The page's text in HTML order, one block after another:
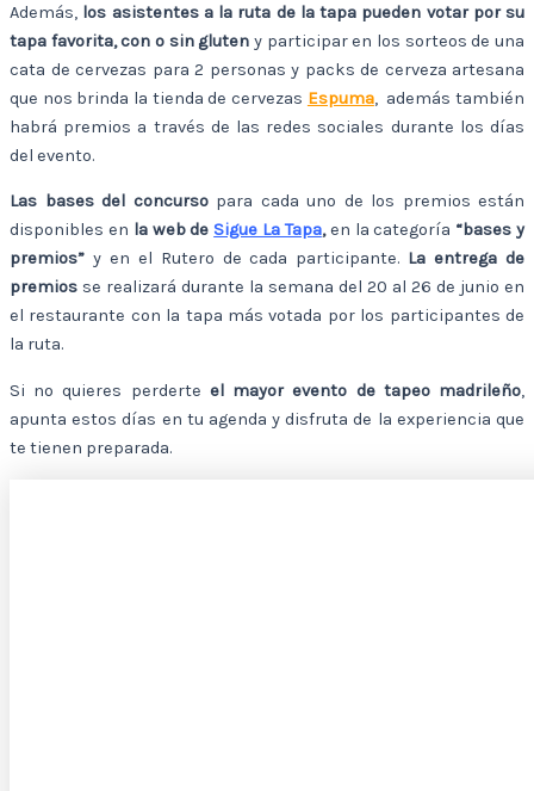
Además, los asistentes a la ruta de la tapa pueden votar por su
tapa favorita, con o sin gluten y participar en los sorteos de una
cata de cervezas para 2 personas y packs de cerveza artesana
que nos brinda la tienda de cervezas Espuma, además también
habrá premios a través de las redes sociales durante los días
del evento.
Las bases del concursopara cada uno de los premios están
disponibles en la web de Sigue La Tapa,en la categoría “bases y
premios” y en el Rutero de cada participante. La entrega de
premios se realizará durante la semana del 20 al 26 de junio en
el restaurante con la tapa más votada por los participantes de
la ruta.
Si no quieres perderte el mayor evento de tapeo madrileño,
apunta estos días en tu agenda y disfruta de la experiencia que
te tienen preparada.